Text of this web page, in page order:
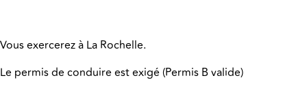
Vous exercerez à La Rochelle.
Le permis de conduire est exigé (Permis B valide)